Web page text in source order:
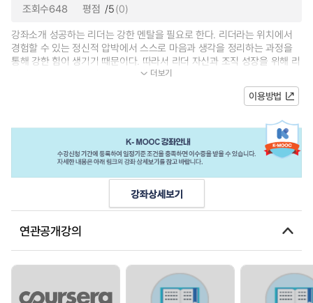
조회수648 평점 /5(0)
강좌소개 성공하는 리더는 강한 멘탈을 필요로 한다. 리더라는 위치에서
경험할 수 있는 정신적 압박에서 스스로 마음과 생각을 정리하는 과정을
통해 강한 힘이 생기기 때문이다. 따라서 리더 자신과 조직 성장을 위해 리
더십 역량의 바탕을 이루는 멘탈이...더보기
이용방법
연관공개강의